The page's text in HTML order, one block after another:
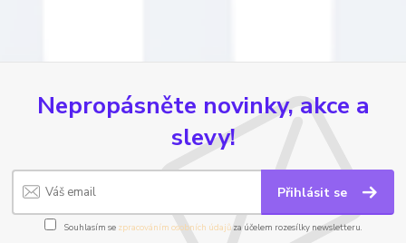
Nepropásněte novinky, akce a
slevy!
Přihlásit se
Souhlasím se zpracováním osobních údajůza účelem rozesílky newsletteru.